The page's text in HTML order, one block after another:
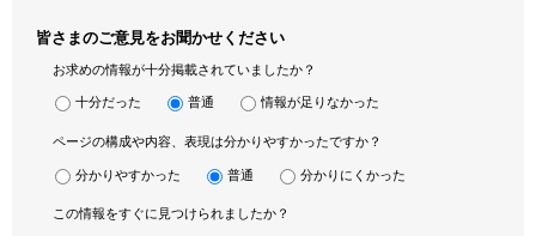
皆さまのご意見をお聞かせください
お求めの情報が十分掲載されていましたか？
十分だった 普通 情報が足りなかった
ページの構成や内容、表現は分かりやすかったですか？
分かりやすかった 普通 分かりにくかった
この情報をすぐに見つけられましたか？